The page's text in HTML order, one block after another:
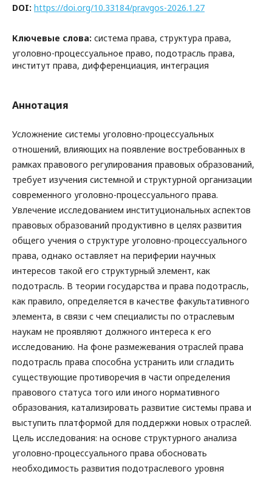
DOI: https://doi.org/10.33184/pravgos-2026.1.27
Ключевые слова: система права, структура права,
уголовно-процессуальное право, подотрасль права,
институт права, дифференциация, интеграция
Аннотация
Усложнение системы уголовно-процессуальных
отношений, влияющих на появление востребованных в
рамках правового регулирования правовых образований,
требует изучения системной и структурной организации
современного уголовно-процессуального права.
Увлечение исследованием институциональных аспектов
правовых образований продуктивно в целях развития
общего учения о структуре уголовно-процессуального
права, однако оставляет на периферии научных
интересов такой его структурный элемент, как
подотрасль. В теории государства и права подотрасль,
как правило, определяется в качестве факультативного
элемента, в связи с чем специалисты по отраслевым
наукам не проявляют должного интереса к его
исследованию. На фоне размежевания отраслей права
подотрасль права способна устранить или сгладить
существующие противоречия в части определения
правового статуса того или иного нормативного
образования, катализировать развитие системы права и
выступить платформой для поддержки новых отраслей.
Цель исследования: на основе структурного анализа
уголовно-процессуального права обосновать
необходимость развития подотраслевого уровня